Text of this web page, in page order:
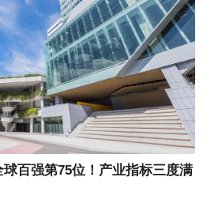
百强第75位！产业指标三度满